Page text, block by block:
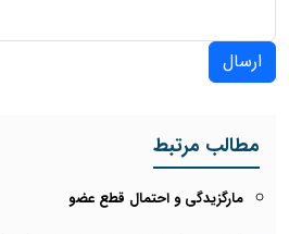
ارسال
مطالب مرتبط
مارگزیدگی و احتمال قطع عضو